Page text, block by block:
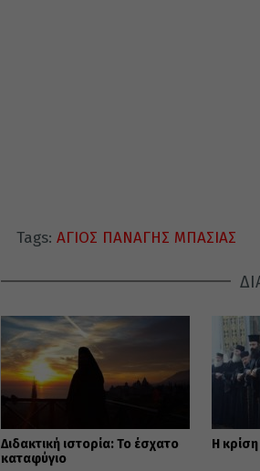
Tags: ΑΓΙΟΣ ΠΑΝΑΓΗΣ ΜΠΑΣΙΑΣ
Διδακτική ιστορία: To έσχατο
καταφύγιο
Η